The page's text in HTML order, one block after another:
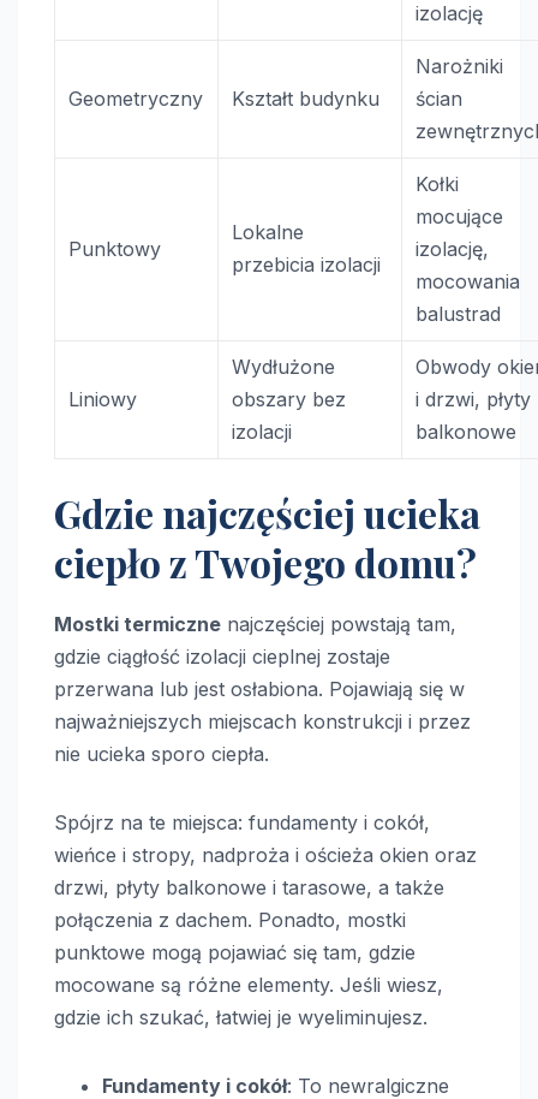
izolację
Geometryczny Kształt budynku
Narożniki
ścian
Punktowy
Lokalne
przebicia izolacji
Kołki
mocujące
izolację,
mocowania
balustrad
Liniowy
Wydłużone
obszary bez
izolacji
Obwody
i drzwi, płyty
balkonowe
Gdzie najczęściej ucieka
ciepło z Twojego domu?
Mostki termiczne najczęściej powstają tam,
gdzie ciągłość izolacji cieplnej zostaje
przerwana lub jest osłabiona. Pojawiają się w
najważniejszych miejscach konstrukcji i przez
nie ucieka sporo ciepła.
Spójrz na te miejsca: fundamenty i cokół,
wieńce i stropy, nadproża i ościeża okien oraz
drzwi, płyty balkonowe i tarasowe, a także
połączenia z dachem. Ponadto, mostki
punktowe mogą pojawiać się tam, gdzie
mocowane są różne elementy. Jeśli wiesz,
gdzie ich szukać, łatwiej je wyeliminujesz.
Fundamenty i cokół: To newralgiczne